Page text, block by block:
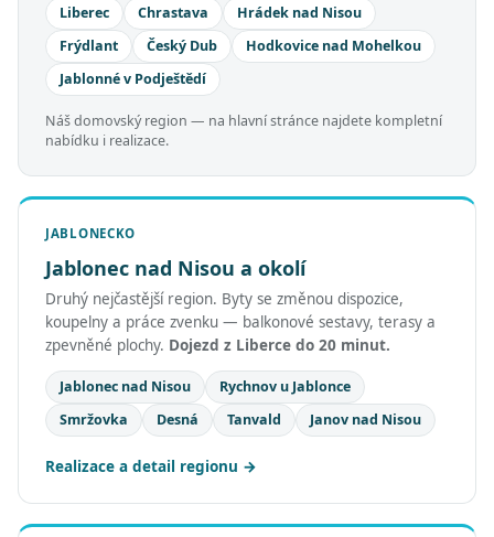
Liberec Chrastava
Hrádek nad Nisou
Frýdlant
Český Dub
Hodkovice nad Mohelkou
Jablonné v Podještědí
Náš domovský region — na hlavní stránce najdete kompletní
nabídku i realizace.
JABLONECKO
Jablonec nad Nisou a okolí
Druhý nejčastější region. Byty se změnou dispozice,
koupelny a práce zvenku — balkonové sestavy, terasy a
zpevněné plochy. Dojezd z Liberce do 20 minut.
Jablonec nad Nisou
Rychnov u Jablonce
Smržovka
Desná Tanvald Janov nad Nisou
Realizace a detail regionu